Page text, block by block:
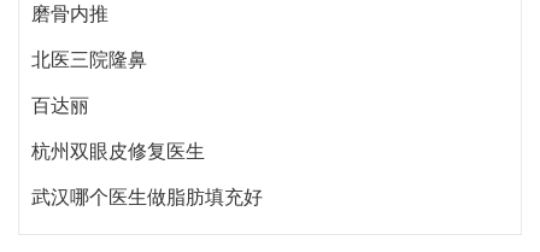
磨骨内推
北医三院隆鼻
百达丽
杭州双眼皮修复医生
武汉哪个医生做脂肪填充好